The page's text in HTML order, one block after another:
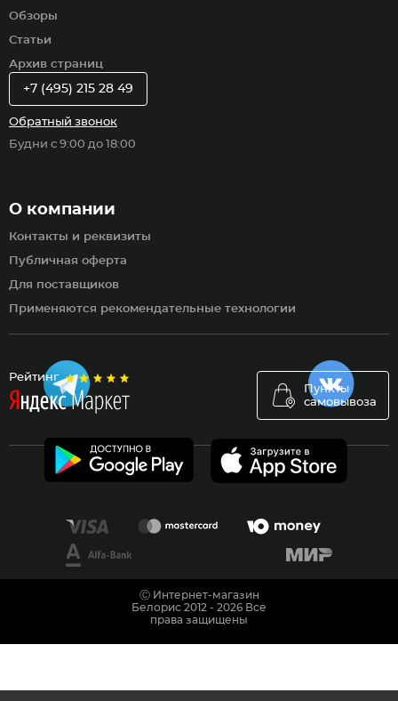
Рейтинг
Пункты
самовывоза
Обзоры
Статьи
Архив страниц
О компании
Контакты и реквизиты
Публичная оферта
Для поставщиков
Применяются рекомендательные технологии
+7 (495) 215 28 49
Обратный звонок
Будни с 9:00 до 18:00
Ⓒ Интернет-магазин
Белорис 2012 - 2026 Все
права защищены